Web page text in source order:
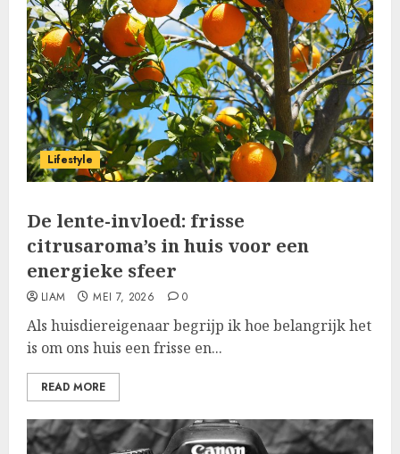
Lifestyle
De lente-invloed: frisse
citrusaroma’s in huis voor een
energieke sfeer
LIAM MEI 7, 2026 0
Als huisdiereigenaar begrijp ik hoe belangrijk het
is om ons huis een frisse en...
READ MORE